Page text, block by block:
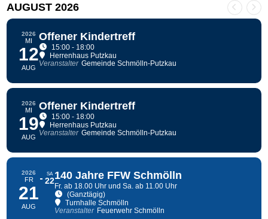
AUGUST 2026
2026
MI
12
AUG
Offener Kindertreff
15:00 - 18:00
Herrenhaus Putzkau
Veranstalter Gemeinde Schmölln-Putzkau
2026
MI
19
AUG
Offener Kindertreff
15:00 - 18:00
Herrenhaus Putzkau
Veranstalter Gemeinde Schmölln-Putzkau
2026
FR
21
AUG
SA
22140 Jahre FFW Schmölln
Fr. ab 18.00 Uhr und Sa. ab 11.00 Uhr
(Ganztägig)
Turnhalle Schmölln
Veranstalter Feuerwehr Schmölln